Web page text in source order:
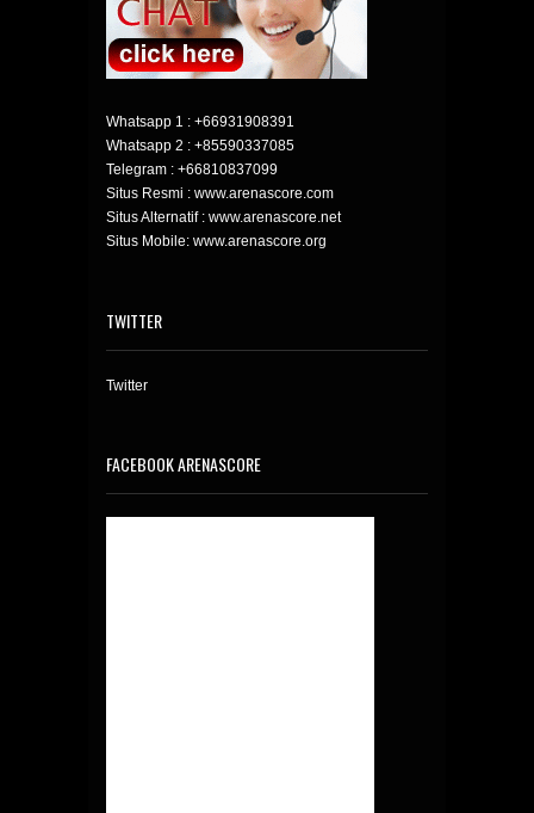
Whatsapp 1 : +66931908391
Whatsapp 2 : +85590337085
Telegram : +66810837099
Situs Resmi : www.arenascore.com
Situs Alternatif : www.arenascore.net
Situs Mobile: www.arenascore.org
TWITTER
Twitter
FACEBOOK ARENASCORE